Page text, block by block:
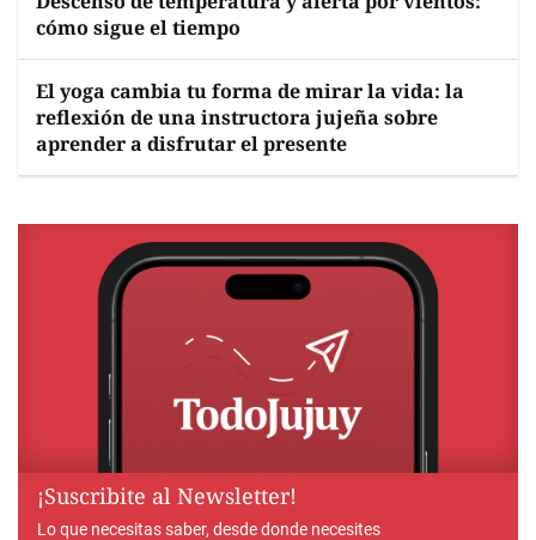
cómo sigue el tiempo
El yoga cambia tu forma de mirar la vida: la
reflexión de una instructora jujeña sobre
aprender a disfrutar el presente
¡Suscribite al Newsletter!
Lo que necesitas saber, desde donde necesites